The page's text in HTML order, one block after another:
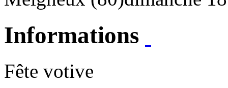
Informations
Fête votive